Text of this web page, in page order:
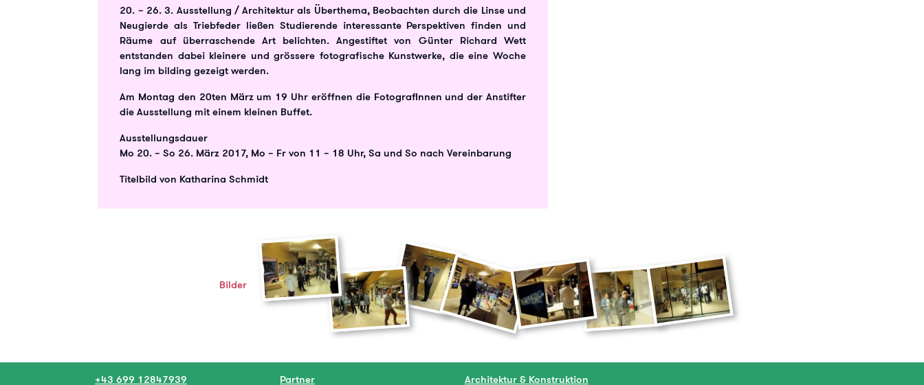
20. – 26. 3. Ausstellung / Architektur als Überthema, Beobachten durch die Linse und
Neugierde als Triebfeder ließen Studierende interessante Perspektiven finden und
Räume auf überraschende Art belichten. Angestiftet von Günter Richard Wett
entstanden dabei kleinere und grössere fotografische Kunstwerke, die eine Woche
lang im bilding gezeigt werden.
Am Montag den 20ten März um 19 Uhr eröffnen die FotografInnen und der Anstifter
die Ausstellung mit einem kleinen Buffet.
Ausstellungsdauer
Mo 20. – So 26. März 2017, Mo – Fr von 11 – 18 Uhr, Sa und So nach Vereinbarung
Titelbild von Katharina Schmidt
Bilder
+43 699 12847939 Partner Architektur & Konstruktion